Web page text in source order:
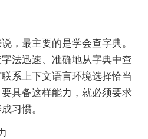
最主要的是学会查字典。
法迅速、准确地从字典中查
系上下文语言环境选择恰当
具备这样能力，就必须要求
习惯。